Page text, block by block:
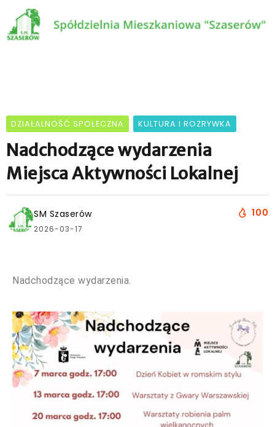
DZIAŁALNOŚĆ SPOŁECZNA KULTURA I ROZRYWKA
Nadchodzące wydarzenia
Miejsca Aktywności Lokalnej
SM Szaserów
2026-03-17
100
Nadchodzące wydarzenia.